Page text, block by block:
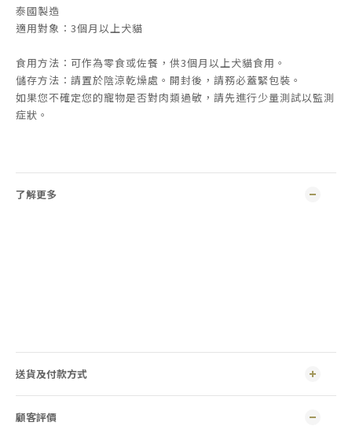
泰國製造
適用對象：3個月以上犬貓
食用方法：可作為零食或佐餐，供3個月以上犬貓食用。
儲存方法：請置於陰涼乾燥處。開封後，請務必蓋緊包裝。
如果您不確定您的寵物是否對肉類過敏，請先進行少量測試以監測
症狀。
了解更多
送貨及付款方式
顧客評價